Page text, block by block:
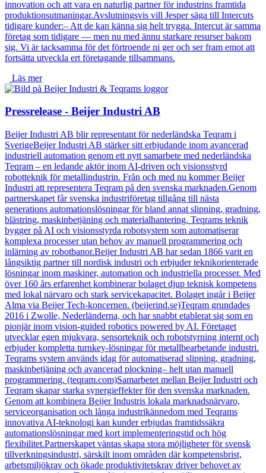
innovation och att vara en naturlig partner för industrins framtida
produktionsutmaningar.Avslutningsvis vill Jesper säga till Intercuts
tidigare kunder:– Att de kan känna sig helt trygga. Intercut är samma
företag som tidigare — men nu med ännu starkare resurser bakom
sig. Vi är tacksamma för det förtroende ni ger och ser fram emot att
fortsätta utveckla ert företagande tillsammans.
Läs mer
Pressrelease - Beijer Industri AB
Beijer Industri AB blir representant för nederländska Teqram i
SverigeBeijer Industri AB stärker sitt erbjudande inom avancerad
industriell automation genom ett nytt samarbete med nederländska
Teqram – en ledande aktör inom AI-driven och visionsstyrd
robotteknik för metallindustrin. Från och med nu kommer Beijer
Industri att representera Teqram på den svenska marknaden.Genom
partnerskapet får svenska industriföretag tillgång till nästa
generations automationslösningar för bland annat slipning, gradning,
blästring, maskinbetjäning och materialhantering. Teqrams teknik
bygger på AI och visionsstyrda robotsystem som automatiserar
komplexa processer utan behov av manuell programmering och
inlärning av robotbanor.Beijer Industri AB har sedan 1866 varit en
långsiktig partner till nordisk industri och erbjuder teknikorienterade
lösningar inom maskiner, automation och industriella processer. Med
över 160 års erfarenhet kombinerar bolaget djup teknisk kompetens
med lokal närvaro och stark servicekapacitet. Bolaget ingår i Beijer
Alma via Beijer Tech-koncernen. (beijerind.se)Teqram grundades
2016 i Zwolle, Nederländerna, och har snabbt etablerat sig som en
pionjär inom vision-guided robotics powered by AI. Företaget
utvecklar egen mjukvara, sensorteknik och robotstyrning internt och
erbjuder kompletta turnkey-lösningar för metallbearbetande industri.
Teqrams system används idag för automatiserad slipning, gradning,
maskinbetjäning och avancerad plockning– helt utan manuell
programmering. (teqram.com)Samarbetet mellan Beijer Industri och
Teqram skapar starka synergieffekter för den svenska marknaden.
Genom att kombinera Beijer Industris lokala marknadsnärvaro,
serviceorganisation och långa industrikännedom med Teqrams
innovativa AI-teknologi kan kunder erbjudas framtidssäkra
automationslösningar med kort implementeringstid och hög
flexibilitet.Partnerskapet väntas skapa stora möjligheter för svensk
tillverkningsindustri, särskilt inom områden där kompetensbrist,
arbetsmiljökrav och ökade produktivitetskrav driver behovet av